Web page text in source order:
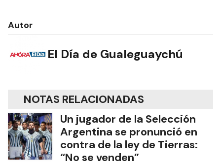
Autor
El Día de Gualeguaychú
NOTAS RELACIONADAS
Un jugador de la Selección
Argentina se pronunció en
contra de la ley de Tierras:
“No se venden”